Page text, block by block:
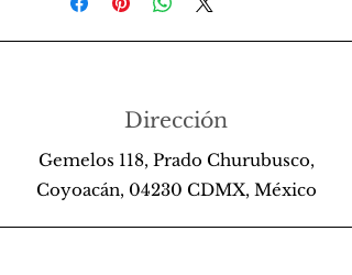
Dirección
Gemelos 118, Prado Churubusco,
Coyoacán, 04230 CDMX, México